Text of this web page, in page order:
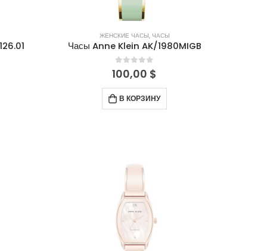
ЖЕНСКИЕ ЧАСЫ, ЧАСЫ
Часы Anne Klein AK/1980MIGB
0out of 5
100,00 $
В КОРЗИНУ